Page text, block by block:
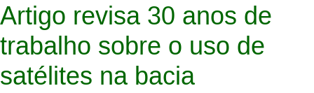
Artigo revisa 30 anos de
trabalho sobre o uso de
satélites na bacia